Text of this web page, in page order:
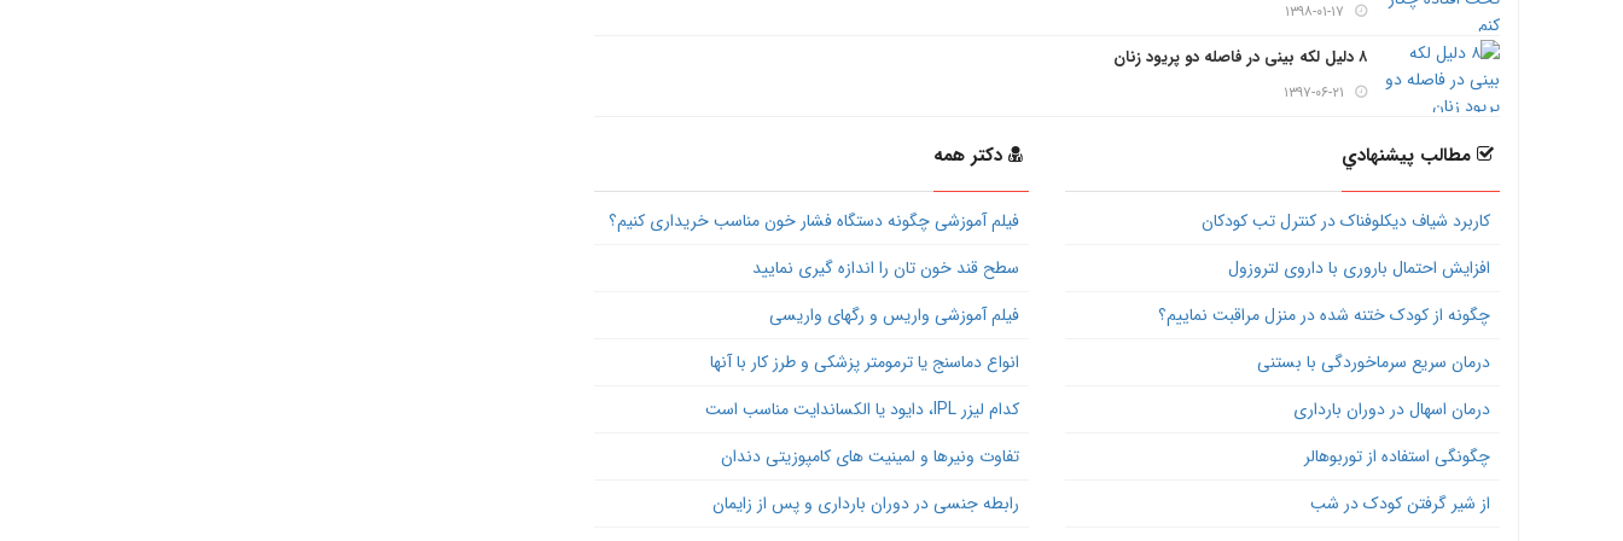
۱۳۹۸-۰۱-۱۷
۸ دلیل لکه بینی در فاصله دو پریود زنان
۱۳۹۷-۰۶-۲۱
مطالب پيشنهادي
کاربرد شیاف دیکلوفناک در کنترل تب کودکان
افزایش احتمال باروری با داروی لتروزول
چگونه از کودک ختنه شده در منزل مراقبت نماییم؟
درمان سریع سرماخوردگی با بستنی
درمان اسهال در دوران بارداری
چگونگی استفاده از توربوهالر
از شیر گرفتن کودک در شب
دکتر همه
فیلم آموزشی چگونه دستگاه فشار خون مناسب خریداری کنیم؟
سطح قند خون تان را اندازه گیری نمایید
فیلم آموزشی واریس و رگهای واریسی
انواع دماسنج یا ترمومتر پزشکی و طرز کار با آنها
کدام لیزر IPL، دایود یا الکساندایت مناسب است
تفاوت ونیرها و لمینیت های کامپوزیتی دندان
رابطه جنسی در دوران بارداری و پس از زایمان